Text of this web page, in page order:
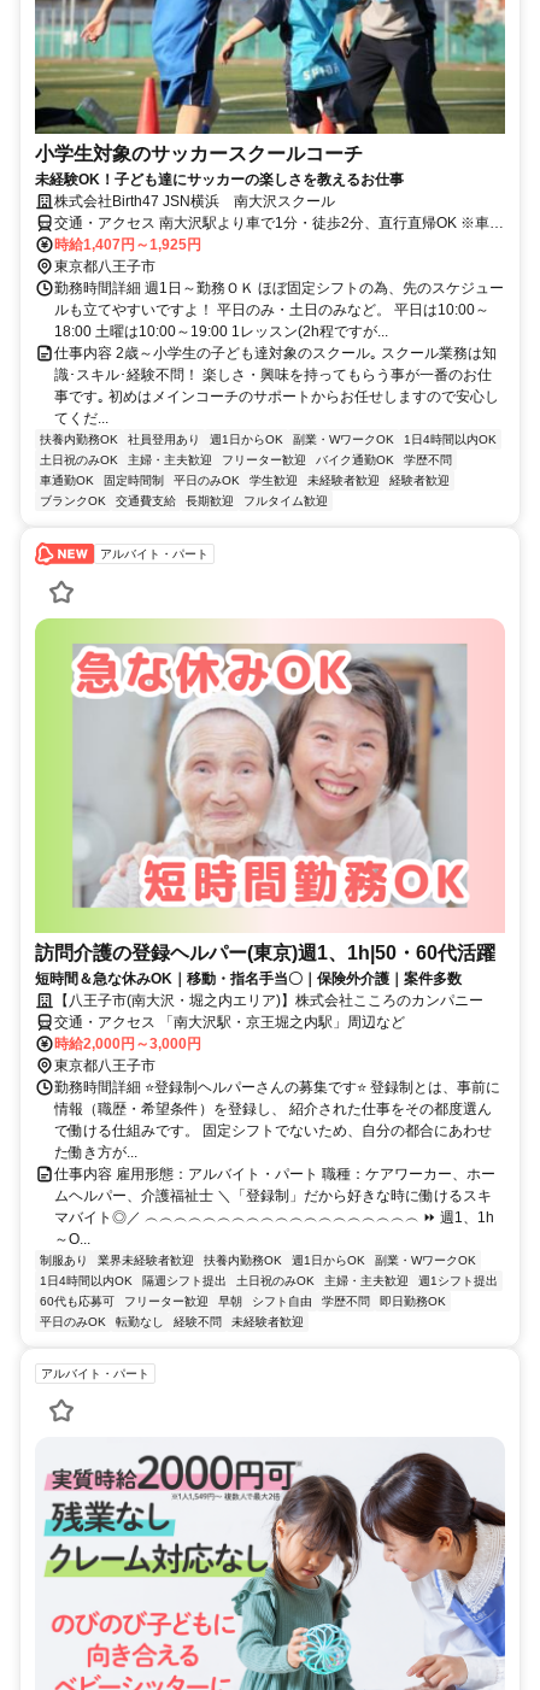
小学生対象のサッカースクールコーチ
未経験OK！子ども達にサッカーの楽しさを教えるお仕事
株式会社Birth47 JSN横浜 南大沢スクール
交通・アクセス 南大沢駅より車で1分・徒歩2分、直行直帰OK ※車通
勤OK
時給1,407円～1,925円
東京都八王子市
勤務時間詳細 週1日～勤務ＯＫ ほぼ固定シフトの為、先のスケジュー
ルも立てやすいですよ！ 平日のみ・土日のみなど。 平日は10:00～
18:00 土曜は10:00～19:00 1レッスン(2h程ですが...
仕事内容 2歳～小学生の子ども達対象のスクール｡ スクール業務は知
識･スキル･経験不問！ 楽しさ・興味を持ってもらう事が一番のお仕
事です｡ 初めはメインコーチのサポートからお任せしますので安心し
てくだ...
扶養内勤務OK 社員登用あり 週1日からOK 副業・WワークOK
1日4時間以内OK
土日祝のみOK
主婦・主夫歓迎 フリーター歓迎 バイク通勤OK
学歴不問
車通勤OK
固定時間制 平日のみOK 学生歓迎 未経験者歓迎
経験者歓迎
ブランクOK
交通費支給 長期歓迎 フルタイム歓迎
アルバイト・パート
訪問介護の登録ヘルパー(東京)週1、1h|50・60代活躍
短時間＆急な休みOK｜移動・指名手当〇｜保険外介護｜案件多数
【八王子市(南大沢・堀之内エリア)】株式会社こころのカンパニー
交通・アクセス 「南大沢駅・京王堀之内駅」周辺など
時給2,000円～3,000円
東京都八王子市
勤務時間詳細 ⭐登録制ヘルパーさんの募集です⭐ 登録制とは、事前に
情報（職歴・希望条件）を登録し、 紹介された仕事をその都度選ん
で働ける仕組みです。 固定シフトでないため、自分の都合にあわせ
た働き方が...
仕事内容 雇用形態：アルバイト・パート 職種：ケアワーカー、ホー
ムヘルパー、介護福祉士 ＼「登録制」だから好きな時に働けるスキ
マバイト◎／ ︵︵︵︵︵︵︵︵︵︵︵︵︵︵︵︵︵︵︵ ⏩ 週1、1h
～O...
制服あり 業界未経験者歓迎 扶養内勤務OK 週1日からOK
副業・WワークOK
1日4時間以内OK
隔週シフト提出 土日祝のみOK 主婦・主夫歓迎
週1シフト提出
60代も応募可
フリーター歓迎 早朝 シフト自由 学歴不問
即日勤務OK
平日のみOK
転勤なし 経験不問 未経験者歓迎
アルバイト・パート